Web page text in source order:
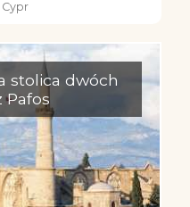
Cypr
stolica dwóch
Pafos